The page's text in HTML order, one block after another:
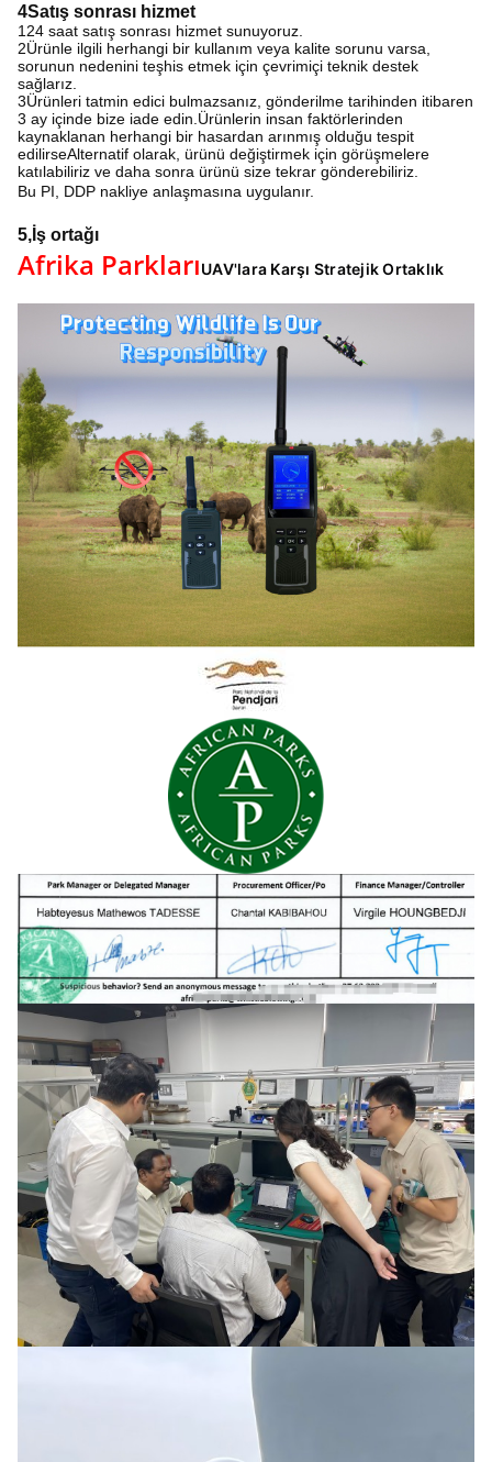
4Satış sonrası hizmet
124 saat satış sonrası hizmet sunuyoruz.
2Ürünle ilgili herhangi bir kullanım veya kalite sorunu varsa,
sorunun nedenini teşhis etmek için çevrimiçi teknik destek
sağlarız.
3Ürünleri tatmin edici bulmazsanız, gönderilme tarihinden itibaren
3 ay içinde bize iade edin.Ürünlerin insan faktörlerinden
kaynaklanan herhangi bir hasardan arınmış olduğu tespit
edilirseAlternatif olarak, ürünü değiştirmek için görüşmelere
katılabiliriz ve daha sonra ürünü size tekrar gönderebiliriz.
Bu PI, DDP nakliye anlaşmasına uygulanır.
5, İş ortağı
Afrika ParklarıUAV'lara Karşı Stratejik Ortaklık